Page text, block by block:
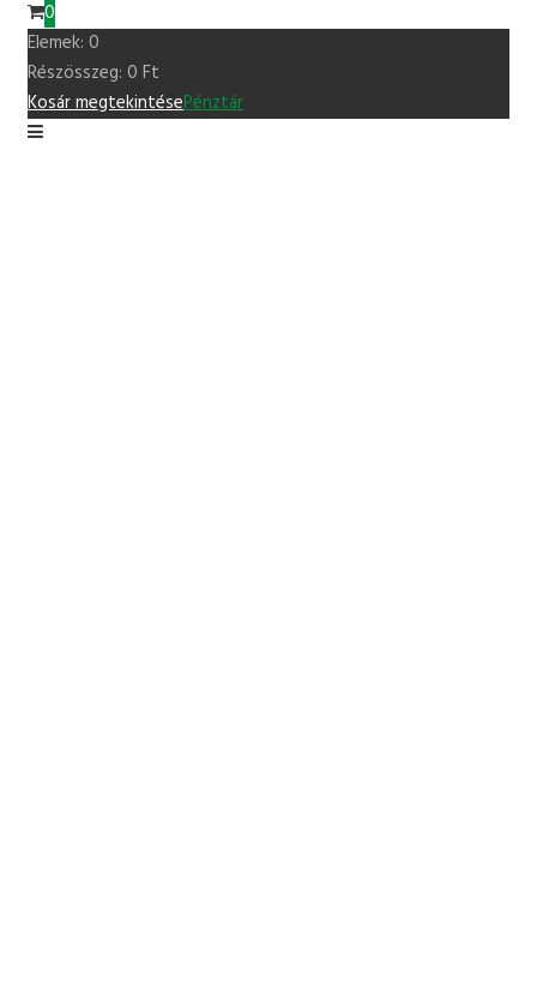
0
Elemek: 0
Részösszeg: 0 Ft
Kosár megtekintésePénztár